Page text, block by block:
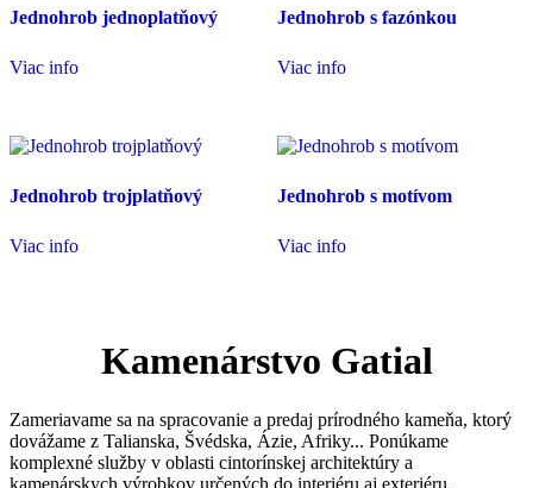
Jednohrob jednoplatňový
Viac info
Jednohrob s fazónkou
Viac info
Jednohrob trojplatňový
Viac info
Jednohrob s motívom
Viac info
Kamenárstvo Gatial
Zameriavame sa na spracovanie a predaj prírodného kameňa, ktorý
dovážame z Talianska, Švédska, Ázie, Afriky... Ponúkame
komplexné služby v oblasti cintorínskej architektúry a
kamenárskych výrobkov určených do interiéru aj exteriéru.